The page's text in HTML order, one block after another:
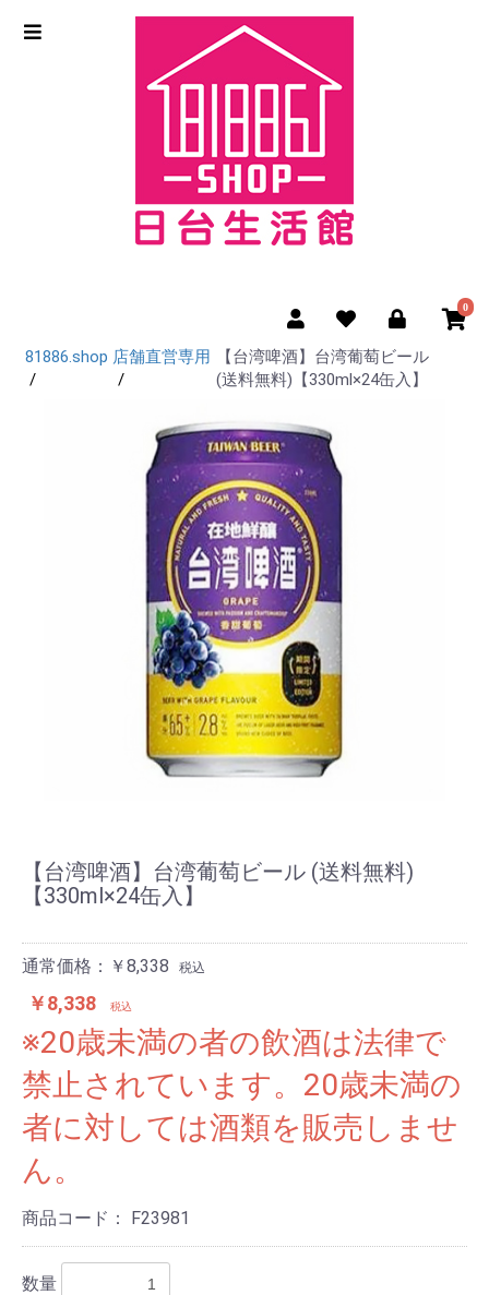
0
81886.shop 店舗直営専用
【台湾啤酒】台湾葡萄ビール
(送料無料)【330ml×24缶入】
【台湾啤酒】台湾葡萄ビール (送料無料)
【330ml×24缶入】
通常価格：￥8,338 税込
￥8,338 税込
※20歳未満の者の飲酒は法律で
禁止されています。20歳未満の
者に対しては酒類を販売しませ
ん。
商品コード： F23981
数量